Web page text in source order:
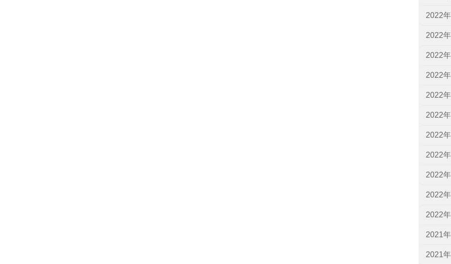
2022
2022
2022
2022
2022
2022
2022
2022
2022
2022
2022
2021
2021